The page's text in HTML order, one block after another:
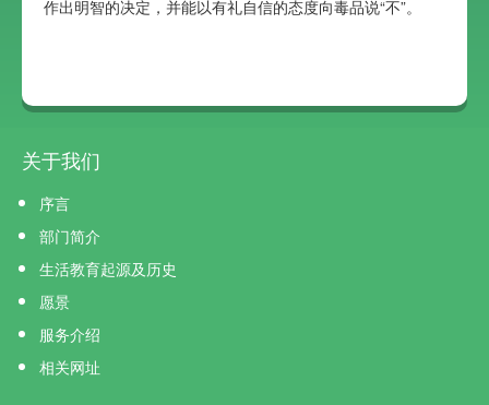
作出明智的决定，并能以有礼自信的态度向毒品说“不”。
关于我们
序言
部门简介
生活教育起源及历史
愿景
服务介绍
相关网址